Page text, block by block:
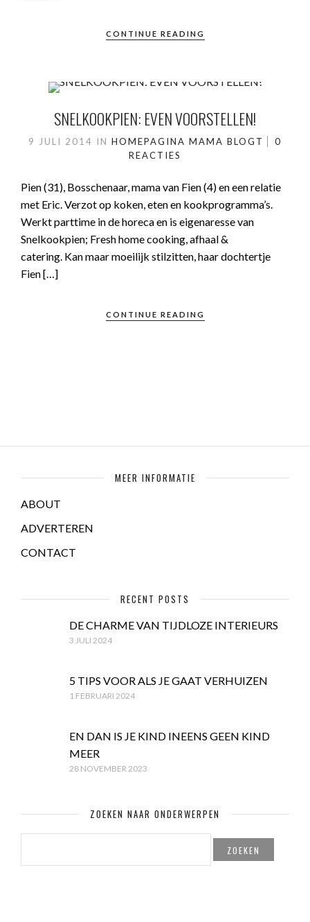
CONTINUE READING
SNELKOOKPIEN: EVEN VOORSTELLEN!
9 JULI 2014 IN HOMEPAGINA MAMA BLOGT
0
REACTIES
Pien (31), Bosschenaar, mama van Fien (4) en een relatie
met Eric. Verzot op koken, eten en kookprogramma’s.
Werkt parttime in de horeca en is eigenaresse van
Snelkookpien; Fresh home cooking, afhaal &
catering. Kan maar moeilijk stilzitten, haar dochtertje
Fien […]
CONTINUE READING
MEER INFORMATIE
ABOUT
ADVERTEREN
CONTACT
RECENT POSTS
DE CHARME VAN TIJDLOZE INTERIEURS
3 JULI 2024
5 TIPS VOOR ALS JE GAAT VERHUIZEN
1 FEBRUARI 2024
EN DAN IS JE KIND INEENS GEEN KIND
MEER
28 NOVEMBER 2023
ZOEKEN NAAR ONDERWERPEN
ZOEKEN